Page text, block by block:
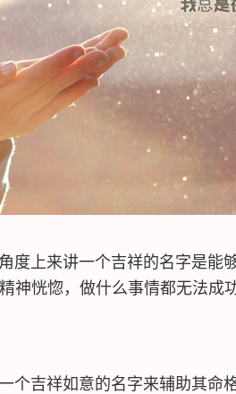
上来讲一个吉祥的名字是能
神恍惚，做什么事情都无法
吉祥如意的名字来辅助其命